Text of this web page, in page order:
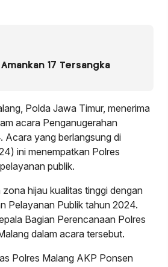
17 Tersangka
Polda Jawa Timur, menerima
acara Penganugerahan
Acara yang berlangsung di
ini menempatkan Polres
publik.
hijau kualitas tinggi dengan
Pelayanan Publik tahun 2024.
Bagian Perencanaan Polres
dalam acara tersebut.
Polres Malang AKP Ponsen